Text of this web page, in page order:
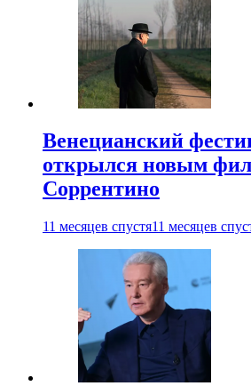
Венецианский
открылся новым
Соррентино
11 месяцев спустя11 месяцев